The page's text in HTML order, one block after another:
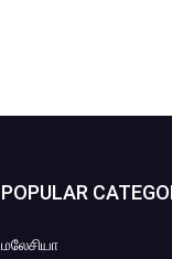
POPULAR
மலேசியா